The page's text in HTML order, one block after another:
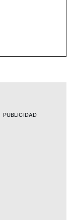
PUBLICIDAD